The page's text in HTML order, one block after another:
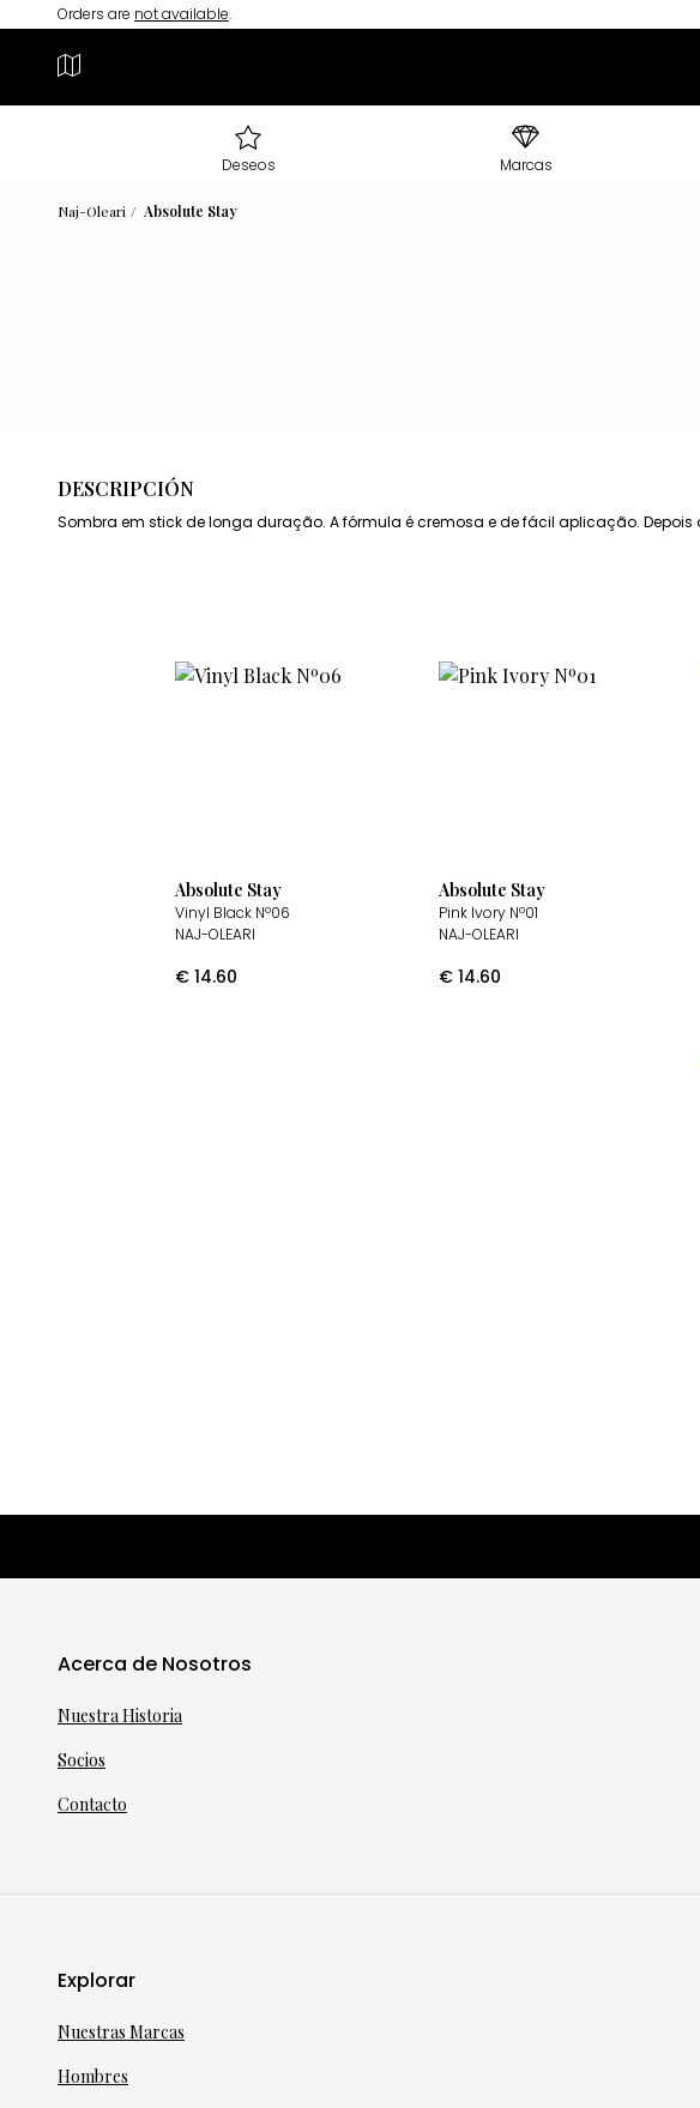
Orders are not available.
Naj-Oleari Absolute Stay
DESCRIPCIÓN
Sombra em stick de longa duração. A fórmula é cremosa e de fácil aplicação.
Absolute Stay
Vinyl Black Nº06
NAJ-OLEARI
€ 14.60
Absolute Stay
Pink Ivory Nº01
NAJ-OLEARI
€ 14.60
Deseos Marcas
Acerca de Nosotros
Nuestra Historia
Socios
Contacto
Explorar
Nuestras Marcas
Hombres